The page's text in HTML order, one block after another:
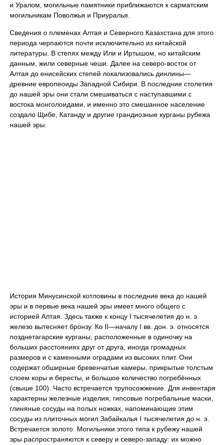
и Уралом, могильные памятники приближаются к сарматским
могильникам Поволжья и Приуралья.
Сведения о племенах Алтая и Северного Казахстана для этого
периода черпаются почти исключительно из китайской
литературы. В степях между Или и Иртышом, но китайским
данным, жили северные чеши. Далее на северо-восток от
Алтая до енисейских степей локализовались динлины—
древние европеоиды Западной Сибири. В последние столетия
до нашей эры они стали смешиваться с наступавшими с
востока монголоидами, и именно это смешанное население
создало Щибе, Катанду и другие грандиозные курганы рубежа
нашей эры.
История Минусинской котловины в последние века до нашей
эры и в первые века нашей эры имеет много общего с
историей Алтая. Здесь также к концу I тысячелетия до н. э.
железо вытесняет бронзу. Ко II—началу I вв. дон. э. относятся
позднетагарские курганы, расположенные в одиночку на
больших расстояниях друг от друга, иногда громадных
размеров и с каменными оградами из высоких плит. Они
содержат обширные бревенчатые камеры, прикрытые толстым
слоем коры и бересты, и большое количество погребённых
(свыше 100). Часто встречается трупосожжение. Для инвентаря
характерны железные изделия, гипсовые погребальные маски,
глиняные сосуды на полых ножках, напоминающие этим
сосуды из плиточных могил Забайкалья I тысячелетия до н. э.
Встречается золото. Могильники этого типа к рубежу нашей
эры распространяются к северу и северо-западу: их можно